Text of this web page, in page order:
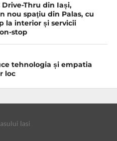
Drive-Thru din Iași,
nou spaţiu din Palas, cu
la interior și servicii
stop
tehnologia și empatia
loc